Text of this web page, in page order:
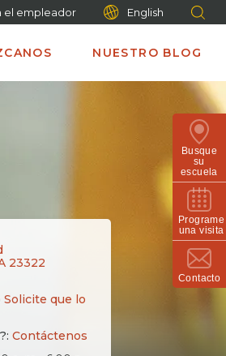
el empleador English
NUESTRO BLOG
Busque
su
escuela
Programe
una visita
Contacto
23322
Solicite que lo
Contáctenos